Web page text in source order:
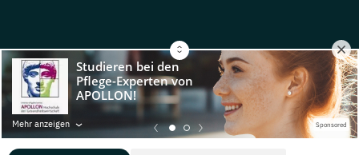
Mehr anzeigen Sponsored
© Copyright 2026, TarGroup Media GmbH
Impressum
Datenschutzerklärung Nutzungsbedingungen